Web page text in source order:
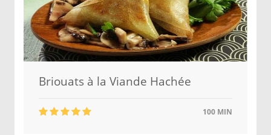
Briouats à la Viande Hachée
100 MIN